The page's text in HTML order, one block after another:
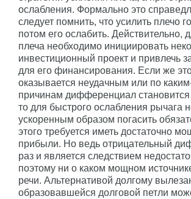
ослабления. Формально это
следует помнить, что усилить плечо
потом его ослабить. Действительно,
плеча необходимо инициировать
инвестиционный проект и привлечь
для его финансирования. Если же
оказывается неудачным или по
причинам дифференциал
то для быстрого ослабления рычага
ускоренным образом погасить
этого требуется иметь достаточно
прибыли. Но ведь отрицательный
раз и является следствием
поэтому ни о каком мощном
речи. Альтернативой долгому
образовавшейся долговой петли